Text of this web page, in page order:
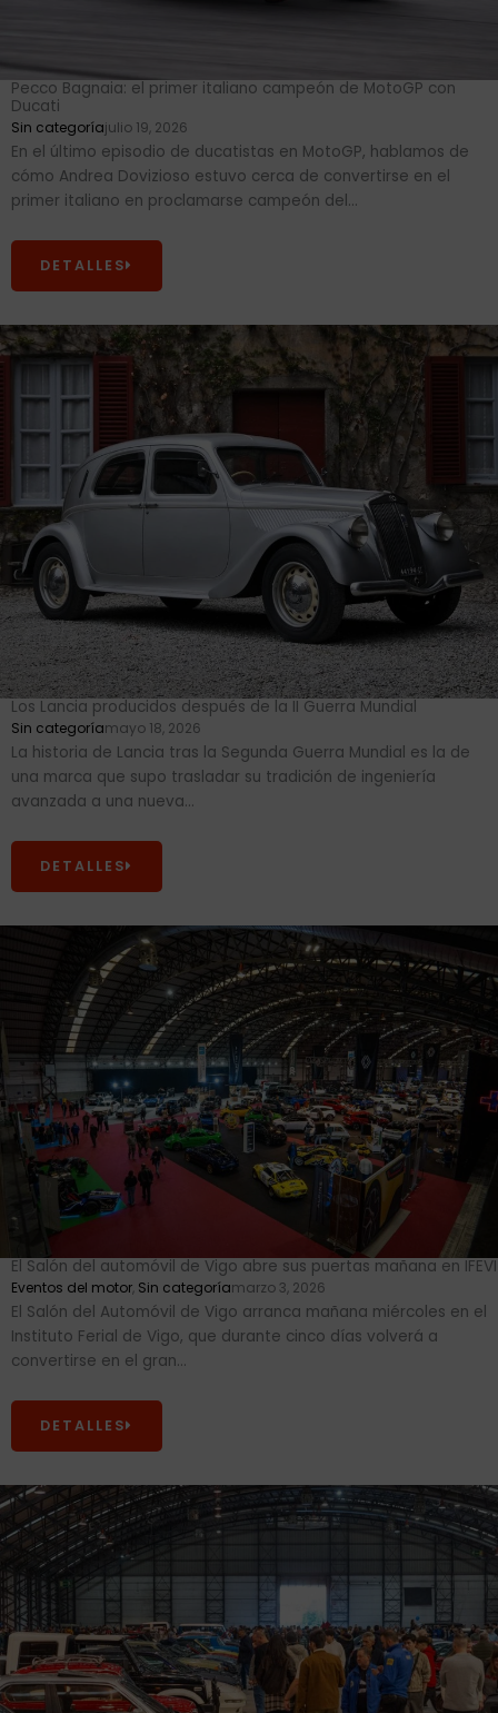
Pecco Bagnaia: el primer italiano campeón de MotoGP con
Ducati
Sin categoríajulio 19, 2026
En el último episodio de ducatistas en MotoGP, hablamos de
cómo Andrea Dovizioso estuvo cerca de convertirse en el
primer italiano en proclamarse campeón del...
DETALLES
Los Lancia producidos después de la II Guerra Mundial
Sin categoríamayo 18, 2026
La historia de Lancia tras la Segunda Guerra Mundial es la de
una marca que supo trasladar su tradición de ingeniería
avanzada a una nueva...
DETALLES
El Salón del automóvil de Vigo abre sus puertas mañana en IFEVI
Eventos del motor, Sin categoríamarzo 3, 2026
El Salón del Automóvil de Vigo arranca mañana miércoles en el
Instituto Ferial de Vigo, que durante cinco días volverá a
convertirse en el gran...
DETALLES